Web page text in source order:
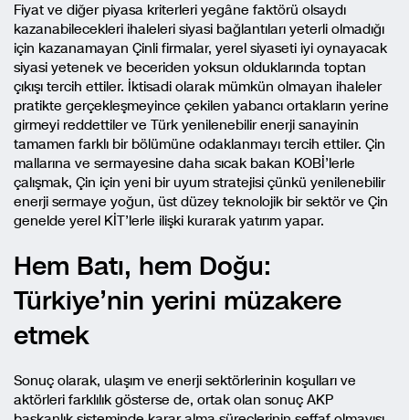
Fiyat ve diğer piyasa kriterleri yegâne faktörü olsaydı
kazanabilecekleri ihaleleri siyasi bağlantıları yeterli olmadığı
için kazanamayan Çinli firmalar, yerel siyaseti iyi oynayacak
siyasi yetenek ve beceriden yoksun olduklarında toptan
çıkışı tercih ettiler. İktisadi olarak mümkün olmayan ihaleler
pratikte gerçekleşmeyince çekilen yabancı ortakların yerine
girmeyi reddettiler ve Türk yenilenebilir enerji sanayinin
tamamen farklı bir bölümüne odaklanmayı tercih ettiler. Çin
mallarına ve sermayesine daha sıcak bakan KOBİ’lerle
çalışmak, Çin için yeni bir uyum stratejisi çünkü yenilenebilir
enerji sermaye yoğun, üst düzey teknolojik bir sektör ve Çin
genelde yerel KİT’lerle ilişki kurarak yatırım yapar.
Hem Batı, hem Doğu:
Türkiye’nin yerini müzakere
etmek
Sonuç olarak, ulaşım ve enerji sektörlerinin koşulları ve
aktörleri farklılık gösterse de, ortak olan sonuç AKP